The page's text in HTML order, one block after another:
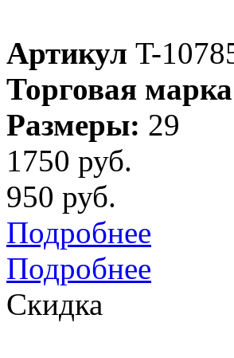
Артикул T-
Торговая марка
Размеры: 29
1750 руб.
950 руб.
Подробнее
Подробнее
Скидка